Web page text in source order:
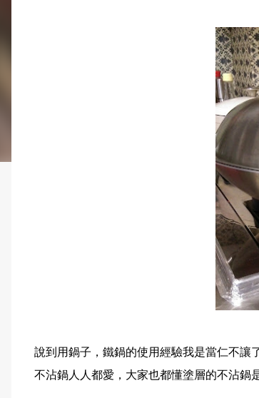
說到用鍋子，鐵鍋的使用經驗我是當仁不讓
不沾鍋人人都愛，大家也都懂塗層的不沾鍋